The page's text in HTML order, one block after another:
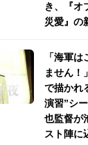
き、『オ
災愛』の
「海軍
ません！
で描かれ
演習”シ
也監督が
スト陣に